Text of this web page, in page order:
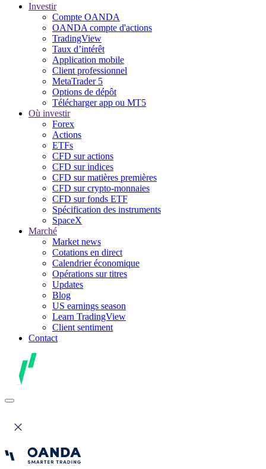
Investir
Compte OANDA
OANDA compte d'actions
TradingView
Taux d’intérêt
Application mobile
Client professionnel
MetaTrader 5
Options de dépôt
Télécharger app ou MT5
Où investir
Forex
Actions
ETFs
CFD sur actions
CFD sur indices
CFD sur matières premières
CFD sur crypto-monnaies
CFD sur fonds ETF
Spécification des instruments
SpaceX
Marché
Market news
Cotations en direct
Calendrier économique
Opérations sur titres
Updates
Blog
US earnings season
Learn TradingView
Client sentiment
Contact